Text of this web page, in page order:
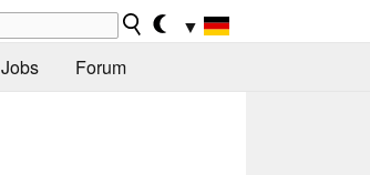
▼
Jobs Forum